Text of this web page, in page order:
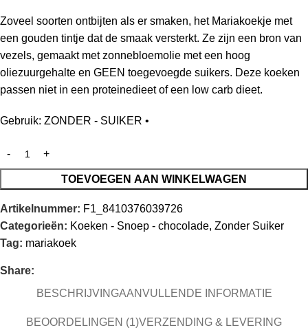
Zoveel soorten ontbijten als er smaken, het Mariakoekje met
een gouden tintje dat de smaak versterkt. Ze zijn een bron van
vezels, gemaakt met zonnebloemolie met een hoog
oliezuurgehalte en GEEN toegevoegde suikers. Deze koeken
passen niet in een proteinedieet of een low carb dieet.
Gebruik: ZONDER - SUIKER •
TOEVOEGEN AAN WINKELWAGEN
Artikelnummer: F1_8410376039726
Categorieën: Koeken - Snoep - chocolade, Zonder Suiker
Tag: mariakoek
Share:
BESCHRIJVINGAANVULLENDE INFORMATIE
BEOORDELINGEN (1)VERZENDING & LEVERING